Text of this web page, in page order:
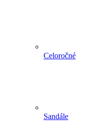
Celoročné
Sandále